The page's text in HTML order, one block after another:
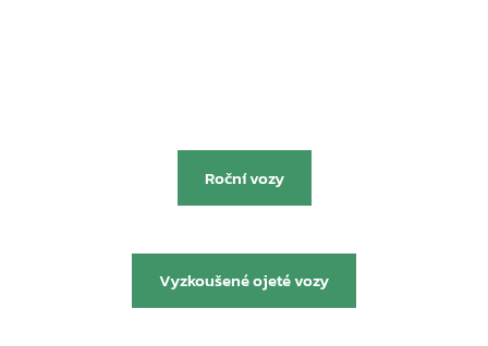
Roční vozy
Vyzkoušené ojeté vozy